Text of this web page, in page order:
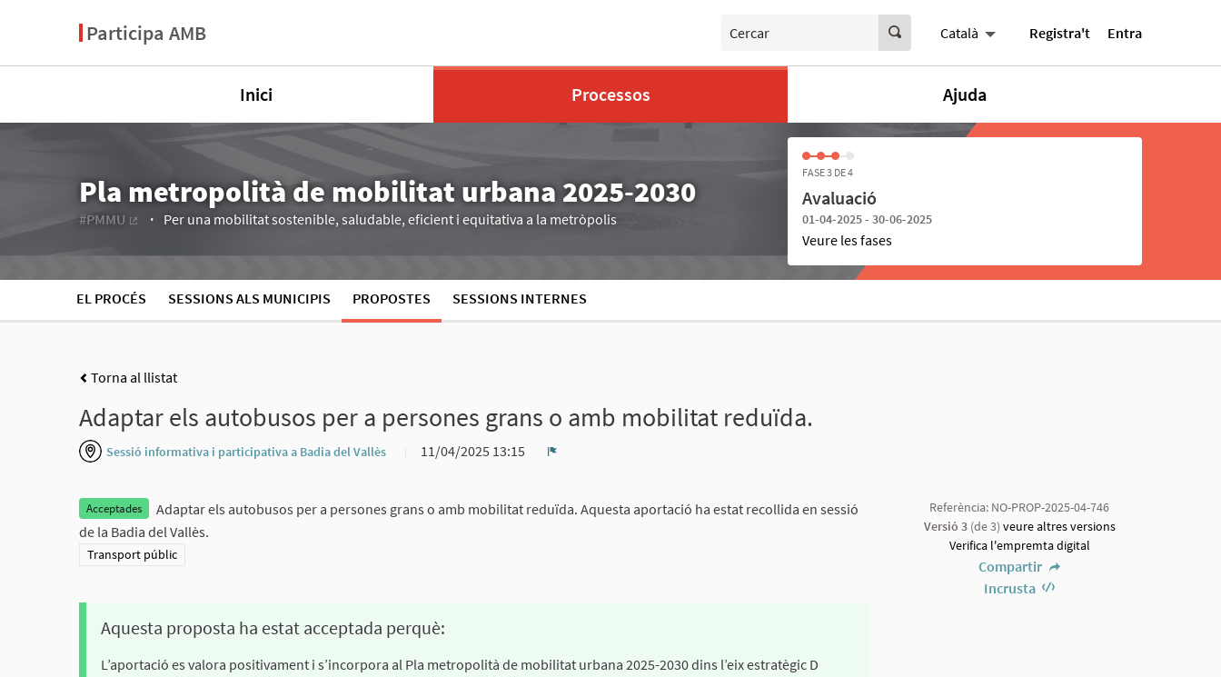
Participa AMB Cercar Català Registra't Entra
Inici Processos Ajuda
Pla metropolità de mobilitat urbana 2025-2030
#PMMU
Per una mobilitat sostenible, saludable, eficient i equitativa a la metròpolis
FASE 3 DE 4
Avaluació
01-04-2025 - 30-06-2025
Veure les fases
EL PROCÉS SESSIONS ALS MUNICIPIS PROPOSTES SESSIONS INTERNES
Torna al llistat
Adaptar els autobusos per a persones grans o amb mobilitat reduïda.
Sessió informativa i participativa a Badia del Vallès
11/04/2025 13:15
Acceptades
Adaptar els autobusos per a persones grans o amb mobilitat reduïda. Aquesta aportació ha estat recollida en sessió
de la Badia del Vallès.
Resultats al filtrar per la categoria: Transport públic
Transport públic
Aquesta proposta ha estat acceptada perquè:
L’aportació es valora positivament i s’incorpora al Pla metropolità de mobilitat urbana 2025-2030 dins l’eix estratègic D
Referència: NO-PROP-2025-04-746
Versió 3(de 3) veure altres versions
Verifica l'empremta digital
Compartir
Incrusta